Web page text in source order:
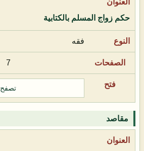
حكم زواج المسلم بالكتابية
فقه
7
تصفح
مقاصد